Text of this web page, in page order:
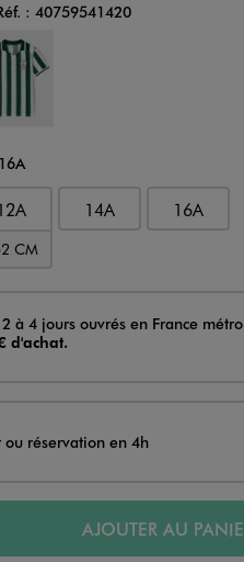
: 40759541420
CM
14A 16A
à 4 jours ouvrés en France
d'achat.
ou réservation en 4h
AJOUTER AU